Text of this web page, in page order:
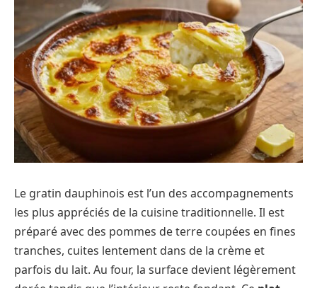
Le gratin dauphinois est l’un des accompagnements
les plus appréciés de la cuisine traditionnelle. Il est
préparé avec des pommes de terre coupées en fines
tranches, cuites lentement dans de la crème et
parfois du lait. Au four, la surface devient légèrement